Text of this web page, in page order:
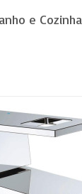
e Cozinha